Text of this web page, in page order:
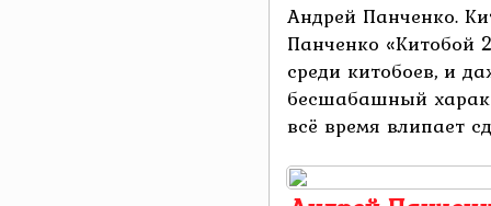
Андрей Панченко.
Панченко «Китобой
среди китобоев, и
бесшабашный
всё время влипает